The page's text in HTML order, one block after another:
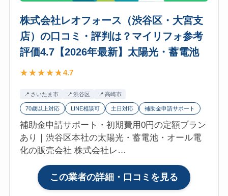
最
新】
太
電
池
工
務
店
の
口
コ
ミ・
判
は？
マ
株式会社レオフォース（渋谷区・大宮支
店）の口コミ・評判は？マイリフォ参考
評価4.7【2026年最新】太陽光・蓄電池
4.7
さいたま市 渋谷区 高崎市
70歳以上対応 LINE相談可 土日対応 補助金申請サポート
補助金申請サポート・初期費用0円の定額プラン
あり｜渋谷区本社の太陽光・蓄電池・オール電
化の販売会社 株式会社レ…
この業者の詳細・口コミを見る
株